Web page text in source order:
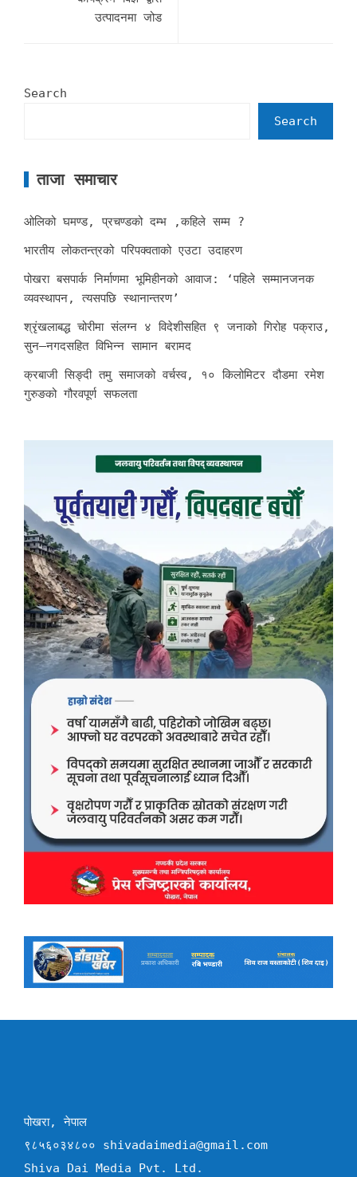
उत्पादनमा ज‍ोड
Search
Search
ताजा समाचार
ओलिको घमण्ड, प्रचण्डको दम्भ ,कहिले सम्म ?
भारतीय लोकतन्त्रको परिपक्वताको एउटा उदाहरण
पोखरा बसपार्क निर्माणमा भूमिहीनको आवाज: ‘पहिले सम्मानजनक
व्यवस्थापन, त्यसपछि स्थानान्तरण’
श्रृंखलाबद्ध चोरीमा संलग्न ४ विदेशीसहित ९ जनाको गिरोह पक्राउ,
सुन–नगदसहित विभिन्न सामान बरामद
क्रबाजी सिङ्दी तमु समाजको वर्चस्व, १० किलोमिटर दौडमा रमेश
गुरुङको गौरवपूर्ण सफलता
पोखरा, नेपाल
९८५६०३४८०० shivadaimedia@gmail.com
Shiva Dai Media Pvt. Ltd.